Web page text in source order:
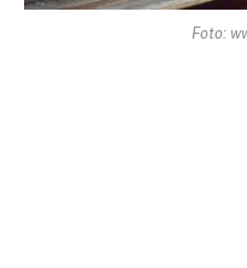
Foto: